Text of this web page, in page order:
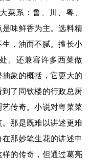
菜系：鲁、川、粤、
味鲜香为主。选料精
，油而不腻。擅长小
。还兼容许多西菜做
象的概括，它更大的
了同钦楼的行政总厨
传奇。小说对粤菜菜
那是既难以讲述更难
那妙笔生花的讲述中
的传奇，但通过葛亮